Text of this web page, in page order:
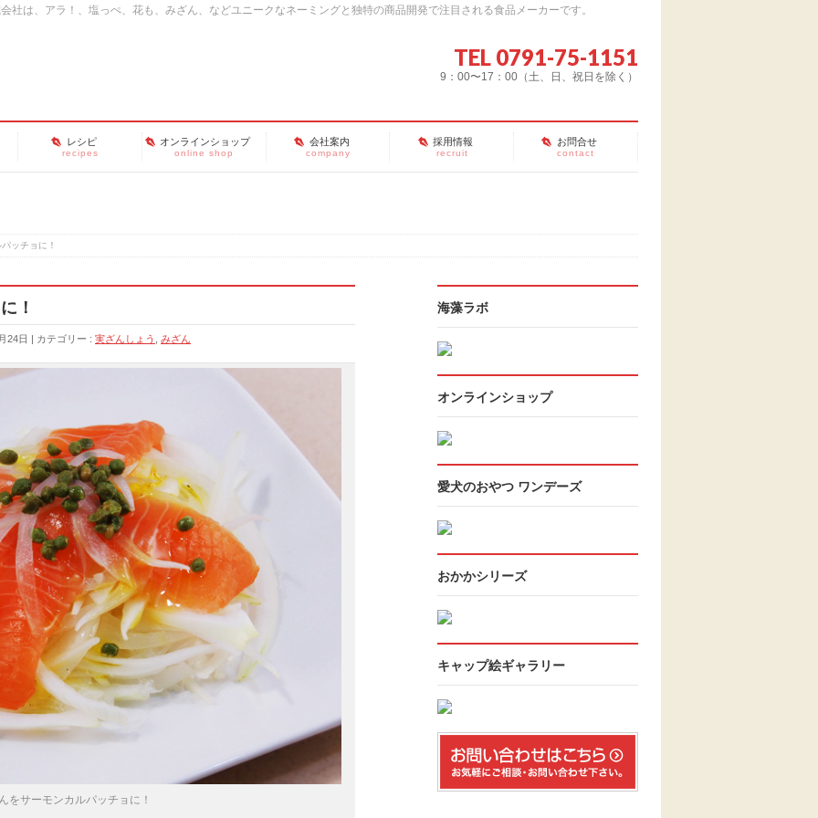
社は、アラ！、塩っぺ、花も、みざん、などユニークなネーミングと独特の商品開発で注目される食品メーカーです。
TEL 0791-75-1151
9：00〜17：00（土、日、祝日を除く）
レシピ
recipes
オンラインショップ
online shop
会社案内
company
採用情報
recruit
お問合せ
contact
ッチョに！
！
24日 カテゴリー : 実ざんしょう みざん
をサーモンカルパッチョに！
海藻ラボ
オンラインショップ
愛犬のおやつ ワンデーズ
おかかシリーズ
キャップ絵ギャラリー